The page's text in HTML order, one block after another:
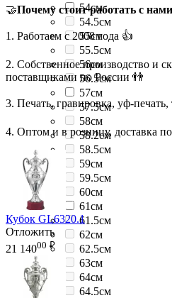
54см
54.5см
55см
55.5см
56см
56.5см
57см
57.5см
58см
58.2см
58.5см
59см
59.5см
60см
61см
61.5см
62см
62.5см
63см
64см
64.5см
🤝Почему стоит работать с нами
1. Работаем с 2008 года 👍
2. Собственное производство и
поставщиками по России 👬
3. Печать, гравировка, уф-печать,
4. Оптом и в розницу, доставка
Кубок GL6320.1
Отложить
21 14000 ₽